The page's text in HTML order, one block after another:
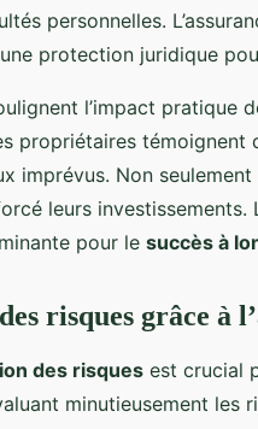
personnelles.
protection juridique
l’impact pratique
propriétaires témoignent
imprévus. Non
leurs
pour le succès à
risques grâce à
des risques est crucial
minutieusement les